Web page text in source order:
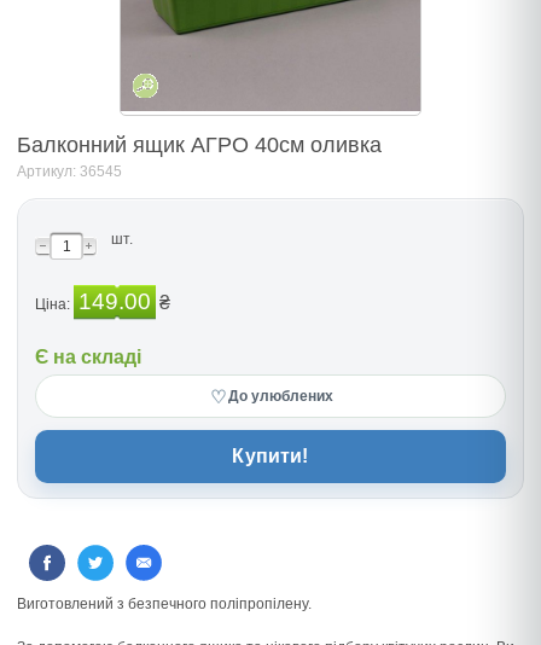
Балконний ящик АГРО 40см оливка
Артикул: 36545
шт.
Ціна: 149.00 ₴
Є на складі
♡До улюблених
Купити!
Виготовлений з безпечного поліпропілену.